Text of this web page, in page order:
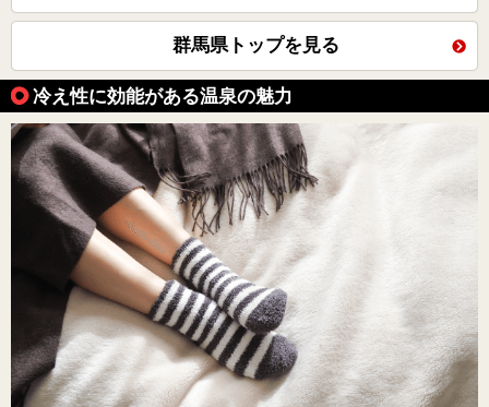
群馬県トップを見る
冷え性に効能がある温泉の魅力